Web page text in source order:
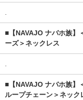
■【NAVAJO ナバホ族】
ーズ＞ネックレス
■【NAVAJO ナバホ族】
ループチェーン＞ネック